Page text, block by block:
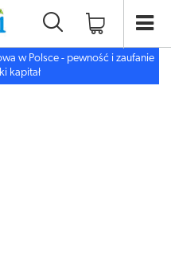
w Polsce - pewność i zaufanie
kapitał